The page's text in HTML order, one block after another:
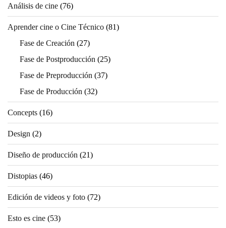
Análisis de cine (76)
Aprender cine o Cine Técnico (81)
Fase de Creación (27)
Fase de Postproducción (25)
Fase de Preproducción (37)
Fase de Producción (32)
Concepts (16)
Design (2)
Diseño de producción (21)
Distopias (46)
Edición de videos y foto (72)
Esto es cine (53)